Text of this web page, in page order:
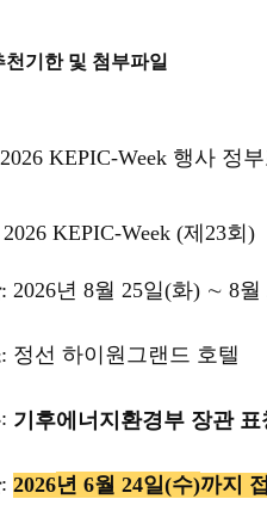
기한 및 첨부파일
2026 KEPIC-Week 행사 정
2026 KEPIC-Week (제23회)
: 2026년 8월 25일(화) ∼8월
: 정선 하이원그랜드 호텔
: 기후에너지환경부 장관 표
:2026년6월 24일(수)까지